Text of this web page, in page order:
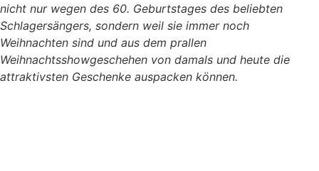
nicht nur wegen des 60. Geburtstages des beliebten
Schlagersängers, sondern weil sie immer noch
Weihnachten sind und aus dem prallen
Weihnachtsshowgeschehen von damals und heute die
attraktivsten Geschenke auspacken können.